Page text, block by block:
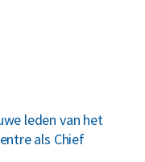
leden van het
als Chief